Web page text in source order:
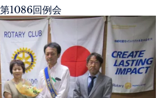
1086回例会